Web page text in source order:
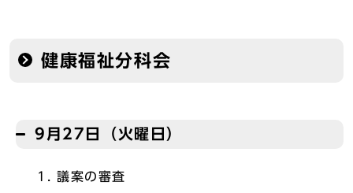
健康福祉分科会
9月27日（火曜日）
議案の審査